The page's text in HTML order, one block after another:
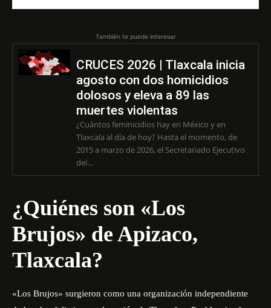
También te puede interesar
CRUCES 2026 | Tlaxcala inicia
agosto con dos homicidios
dolosos y eleva a 89 las
muertes violentas
¿Cuántos feminicidios hay en México y en
Tlaxcala al día de hoy? Hasta el momento, de
2015 a marzo de 2026, el Secretariado Ejecutivo
del...
¿Quiénes son «Los
Brujos» de Apizaco,
Tlaxcala?
«Los Brujos» surgieron como una organización independiente